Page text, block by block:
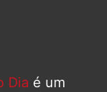
Dia é um